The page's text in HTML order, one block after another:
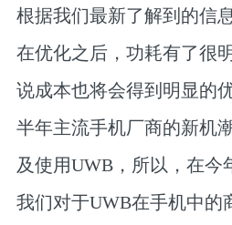
根据我们最新了解到的信
在优化之后，功耗有了很
说成本也将会得到明显的
半年主流手机厂商的新机
及使用UWB，所以，在今
我们对于UWB在手机中的